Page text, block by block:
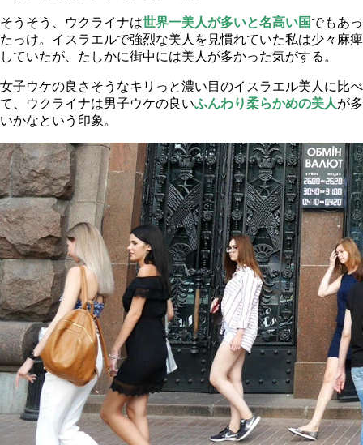
そうそう、ウクライナは世界一美人が多いと名高い国でもあっ
たっけ。イスラエルで強烈な美人を見慣れていた私は少々麻痺
していたが、たしかに街中には美人が多かった気がする。
女子ウケの良さそうなキリっと濃い目のイスラエル美人に比べ
て、ウクライナは男子ウケの良いふんわり柔らかめの美人が多
いかなという印象。